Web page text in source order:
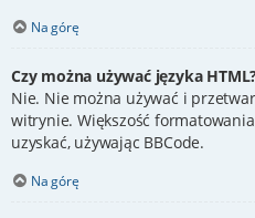
Na górę
Czy można używać języka
Nie. Nie można używać i
witrynie. Większość
uzyskać, używając BBCode.
Na górę